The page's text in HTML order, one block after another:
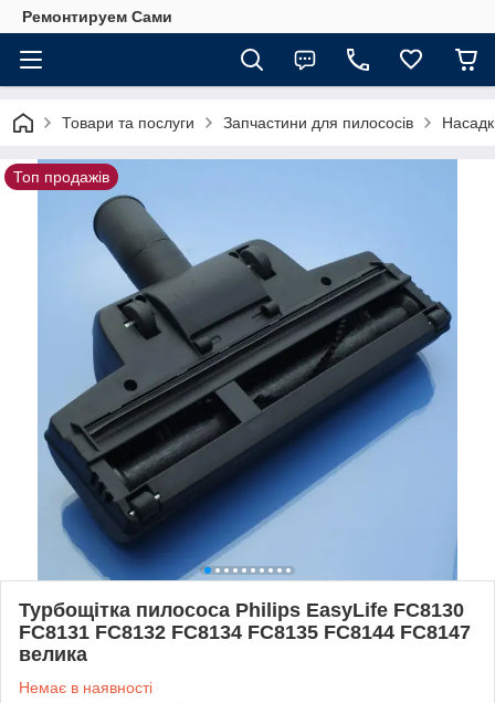
Ремонтируем Сами
Товари та послуги Запчастини для пилососів
Топ продажів
Турбощітка пилососа Philips EasyLife FC8130
FC8131 FC8132 FC8134 FC8135 FC8144 FC8147
велика
Немає в наявності